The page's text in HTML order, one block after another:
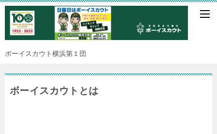
ボーイスカウト横浜第１団
ボーイスカウトとは